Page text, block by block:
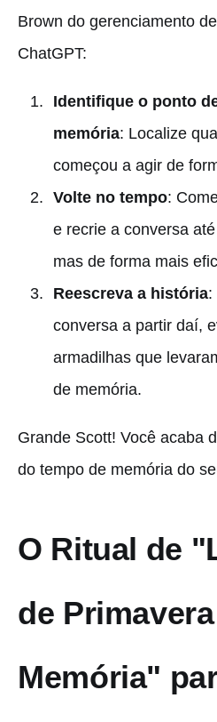
Brown do gerenciamento
ChatGPT:
Identifique o ponto
memória: Localize
começou a agir de
Volte no tempo:
e recrie a conversa
mas de forma mais
Reescreva a história:
conversa a partir daí,
armadilhas que
de memória.
Grande Scott! Você acaba
do tempo de memória do
O Ritual de
de
Memória"